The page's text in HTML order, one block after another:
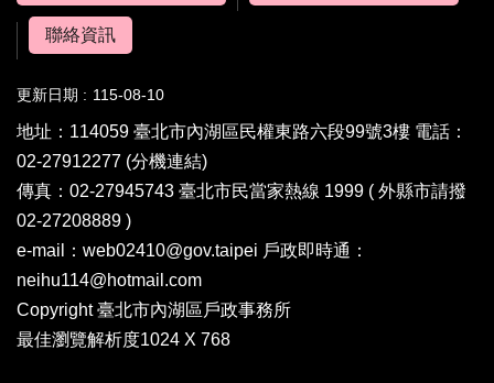
聯絡資訊
更新日期 115-08-10
地址：114059 臺北市內湖區民權東路六段99號3樓 電話：
02-27912277 (分機連結)
傳真：02-27945743 臺北市民當家熱線 1999 ( 外縣市請撥
02-27208889 )
e-mail：web02410@gov.taipei 戶政即時通：
neihu114@hotmail.com
Copyright 臺北市內湖區戶政事務所
最佳瀏覽解析度1024 X 768